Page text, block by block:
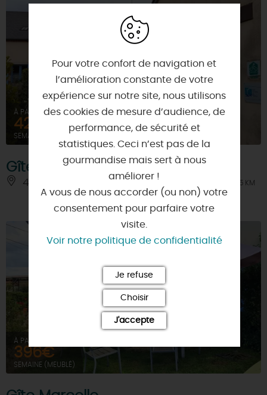
À PARTIR DE
420€
SEMAINE (MEUBLÉ)
Gîte Charles
45630 - BEAULIEU-SUR-LOIRE À 5.5 KM
À PARTIR DE
396€
SEMAINE (MEUBLÉ)
Pour votre confort de navigation et
l’amélioration constante de votre
expérience sur notre site, nous utilisons
des cookies de mesure d’audience, de
performance, de sécurité et
statistiques. Ceci n’est pas de la
gourmandise mais sert à nous
améliorer !
A vous de nous accorder (ou non) votre
consentement pour parfaire votre
visite.
Voir notre politique de confidentialité
Je refuse
Choisir
J'accepte